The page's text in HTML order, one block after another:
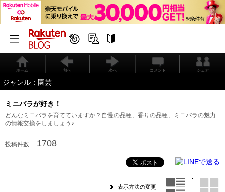
ホーム 前へ 次へ コメント シェア
ジャンル：園芸
ミニバラが好き！
どんなミニバラを育てていますか？自慢の品種、香りの品種、ミニバラの魅力
の情報交換をしましょう♪
投稿件数 1708
表示方法の変更